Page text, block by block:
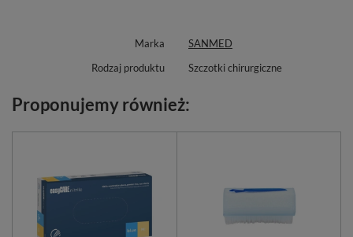
Marka
SANMED
Rodzaj produktu
Szczotki chirurgiczne
Proponujemy również: